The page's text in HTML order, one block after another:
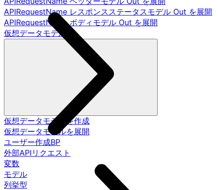
APIRequestName レスポンスステータスモデル Out を展開
APIRequestName ボディモデル Out を展開
仮想データモデル
仮想データモデルを作成
仮想データモデルを展開
ユーザー作成BP
外部APIリクエスト
変数
モデル
列挙型